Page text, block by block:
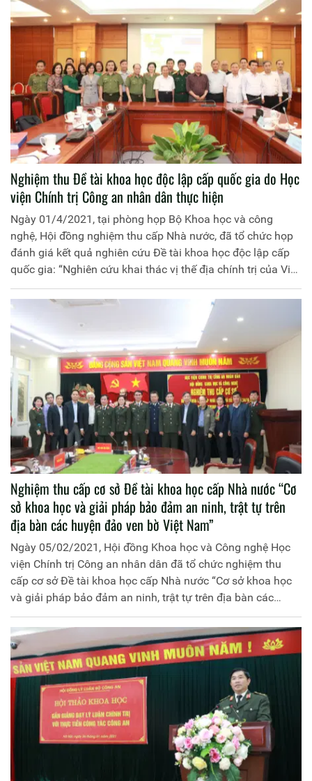
Tuyết Lan đồng chủ biên. Hội đồng nghiệm thu gồm 5
thành viên, đồng chí Thiếu tướng, PGS.TS Đinh Ngọc Hoa,
Phó Giám đốc Học viện làm Chủ tịch.
Nghiệm thu Đề tài khoa học độc lập cấp quốc gia do Học
viện Chính trị Công an nhân dân thực hiện
Ngày 01/4/2021, tại phòng họp Bộ Khoa học và công
nghệ, Hội đồng nghiệm thu cấp Nhà nước, đã tổ chức họp
đánh giá kết quả nghiên cứu Đề tài khoa học độc lập cấp
quốc gia: “Nghiên cứu khai thác vị thế địa chính trị của Việt
Nam để tăng cường thế và lực trong sự nghiệp bảo vệ
quyền và lợi ích trên Biển Đông”, mã số ĐTĐLXH.01/17 do
Thiếu tướng, PGS.TS Đinh Ngọc Hoa, Phó Giám đốc Học
viện Chính trị Công an nhân dân làm Chủ nhiệm; Học viện
Chính trị Công an nhân dân là cơ quan chủ trì.
Nghiệm thu cấp cơ sở Đề tài khoa học cấp Nhà nước “Cơ
sở khoa học và giải pháp bảo đảm an ninh, trật tự trên
địa bàn các huyện đảo ven bờ Việt Nam”
Ngày 05/02/2021, Hội đồng Khoa học và Công nghệ Học
viện Chính trị Công an nhân dân đã tổ chức nghiệm thu
cấp cơ sở Đề tài khoa học cấp Nhà nước “Cơ sở khoa học
và giải pháp bảo đảm an ninh, trật tự trên địa bàn các
huyện đảo ven bờ Việt Nam”, mã số KC.09.34/16-20 do
Học viện Chính trị Công an nhân dân chủ trì; đồng chí
Trung tướng, PGS.TS Trần Vi Dân, Giám đốc Học viện
Chính trị Công an nhân dân làm Chủ nhiệm